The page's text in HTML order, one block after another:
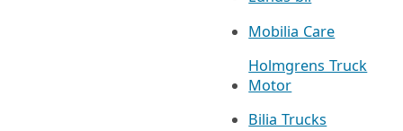
Mobilia Care
Holmgrens Truck
Motor
Bilia Trucks